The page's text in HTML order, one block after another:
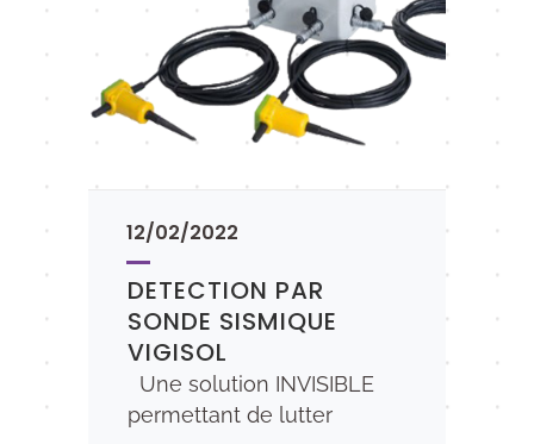
12/02/2022
DETECTION PAR
SONDE SISMIQUE
VIGISOL
Une solution INVISIBLE
permettant de lutter